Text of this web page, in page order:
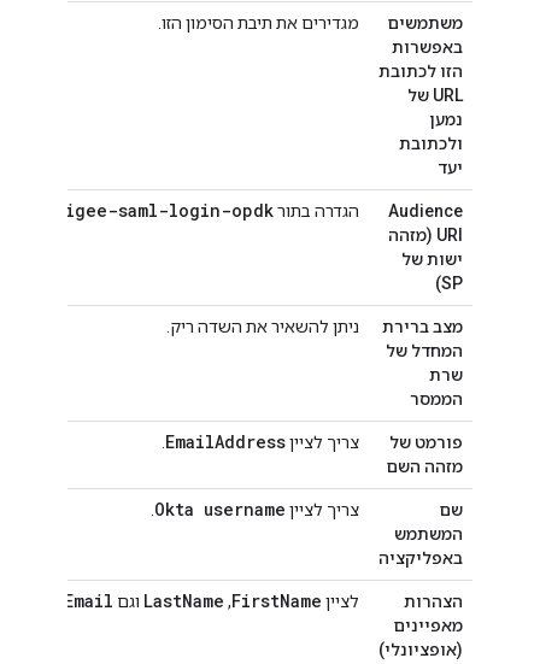
משתמשים
באפשרות
הזו לכתובת
URL של
נמען
ולכתובת
יעד
מגדירים את תיבת הסימון הזו.
Audience
URI (מזהה
ישות של
SP)
הגדרה בתורapigee-saml-login-opdk
מצב ברירת
המחדל של
שרת
הממסר
ניתן להשאיר את השדה ריק.
פורמט של
מזהה השם
צריך לציין EmailAddress
שם
המשתמש
באפליקציה
צריך לציין Okta username
הצהרות
מאפיינים
(אופציונלי)
לציין FirstName
,
LastName וגם Email